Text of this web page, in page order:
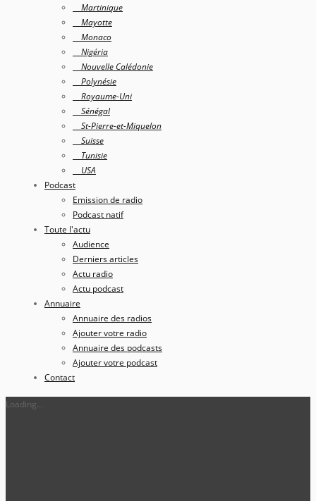
Martinique
Mayotte
Monaco
Nigéria
Nouvelle Calédonie
Polynésie
Royaume-Uni
Sénégal
St-Pierre-et-Miquelon
Suisse
Tunisie
USA
Podcast
Emission de radio
Podcast natif
Toute l'actu
Audience
Derniers articles
Actu radio
Actu podcast
Annuaire
Annuaire des radios
Ajouter votre radio
Annuaire des podcasts
Ajouter votre podcast
Contact
Loading...